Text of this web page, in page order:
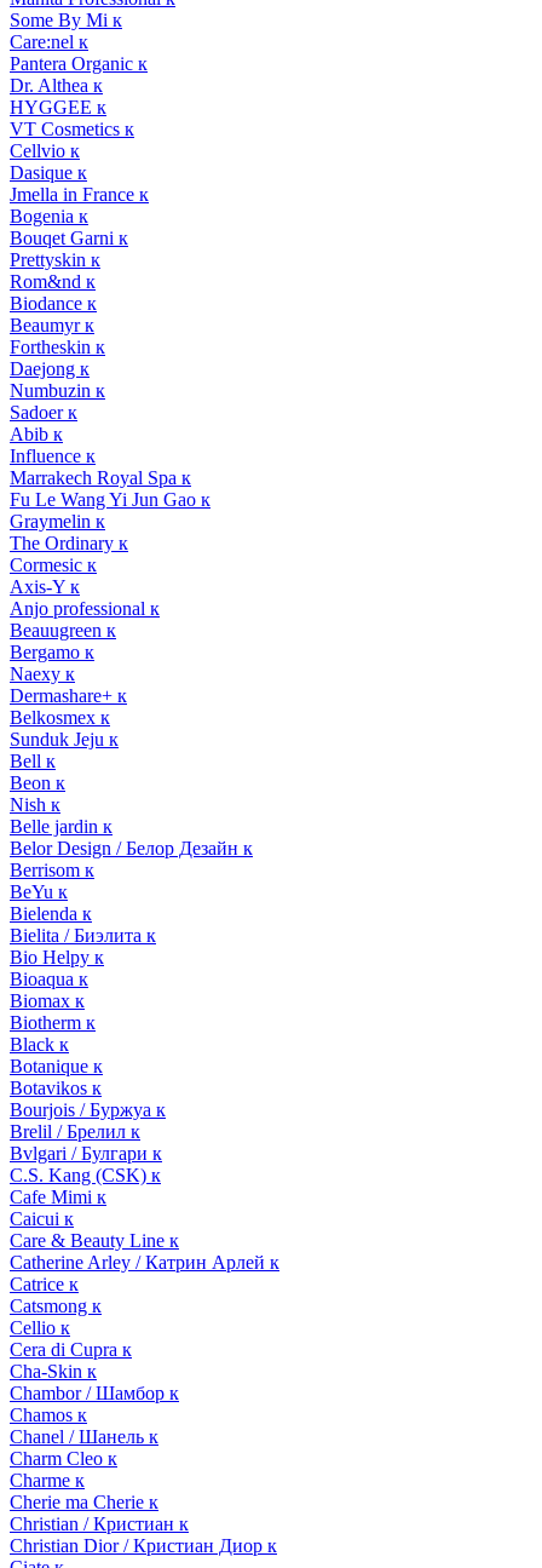
Some By Mi к
Care:nel к
Pantera Organic к
Dr. Althea к
HYGGEE к
VT Cosmetics к
Cellvio к
Dasique к
Jmella in France к
Bogenia к
Bouqet Garni к
Prettyskin к
Rom&nd к
Biodance к
Beaumyr к
Fortheskin к
Daejong к
Numbuzin к
Sadoer к
Abib к
Influence к
Marrakech Royal Spa к
Fu Le Wang Yi Jun Gao к
Graymelin к
The Ordinary к
Cormesic к
Axis-Y к
Anjo professional к
Beauugreen к
Bergamo к
Naexy к
Dermashare+ к
Belkosmex к
Sunduk Jeju к
Bell к
Beon к
Nish к
Belle jardin к
Belor Design / Белор Дезайн к
Berrisom к
BeYu к
Bielenda к
Bielita / Биэлита к
Bio Helpy к
Bioaqua к
Biomax к
Biotherm к
Black к
Botanique к
Botavikos к
Bourjois / Буржуа к
Brelil / Брелил к
Bvlgari / Булгари к
C.S. Kang (CSK) к
Cafe Mimi к
Caicui к
Care & Beauty Line к
Catherine Arley / Катрин Арлей к
Catrice к
Catsmong к
Cellio к
Cera di Cupra к
Cha-Skin к
Chambor / Шамбор к
Chamos к
Chanel / Шанель к
Charm Cleo к
Charme к
Cherie ma Cherie к
Christian / Кристиан к
Christian Dior / Кристиан Диор к